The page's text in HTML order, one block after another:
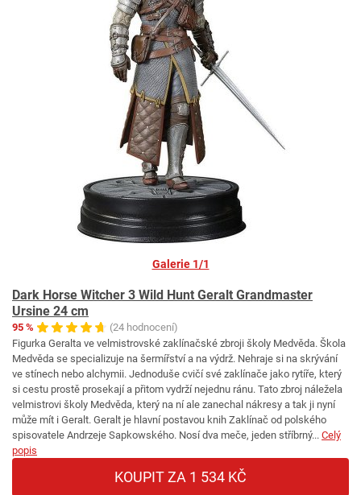
Galerie 1/1
Dark Horse Witcher 3 Wild Hunt Geralt Grandmaster
Ursine 24 cm
95 %
(24 hodnocení)
Figurka Geralta ve velmistrovské zaklínačské zbroji školy Medvěda. Škola
Medvěda se specializuje na šermířství a na výdrž. Nehraje si na skrývání
ve stínech nebo alchymii. Jednoduše cvičí své zaklínače jako rytíře, který
si cestu prostě prosekají a přitom vydrží nejednu ránu. Tato zbroj náležela
velmistrovi školy Medvěda, který na ní ale zanechal nákresy a tak ji nyní
může mít i Geralt. Geralt je hlavní postavou knih Zaklínač od polského
spisovatele Andrzeje Sapkowského. Nosí dva meče, jeden stříbrný... Celý
popis
KOUPIT ZA 1 534 KČ